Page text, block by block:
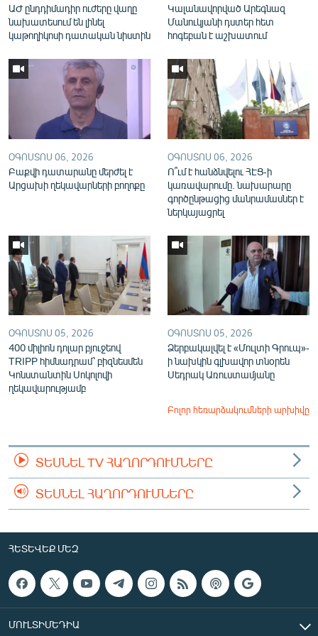
English
Русский
ՀԵՏԵՎԵՔ ՄԵԶ
«Ազատության» բոլոր կայքերը
ԱԺ ընդդիմադիր ուժերը վաղը
նախատեսում են լինել
կաթողիկոսի դատական նիստին
Կալանավորված Արեգնազ
Մանուկյանի դստեր հետ
հոգեբան է աշխատում
ՕԳՈՍՏՈՍ 06, 2026
Բաքվի դատարանը մերժել է
Արցախի ղեկավարների բողոքը
ՕԳՈՍՏՈՍ 06, 2026
Ո՞ւմ է հանձնվելու ՀԷՑ-ի
կառավարումը. նախարարը
գործընթացից մանրամասներ է
ներկայացրել
ՕԳՈՍՏՈՍ 05, 2026
400 միլիոն դոլար բյուջեով
TRIPP հիմնադրամ՝ բիզնեսմեն
Կոնստանտին Սոկոլովի
ղեկավարությամբ
ՕԳՈՍՏՈՍ 05, 2026
Ձերբակալվել է «Մուլտի Գրուպ»-
ի նախկին գլխավոր տնօրեն
Սեդրակ Առուստամյանը
Բոլոր հեռարձակումների արխիվը
ՏԵՍՆԵԼ TV ՀԱՂՈՐԴՈՒՄՆԵՐԸ
ՏԵՍՆԵԼ ՀԱՂՈՐԴՈՒՄՆԵՐԸ
ՀԵՏԵՎԵՔ ՄԵԶ
ՄՈՒԼՏԻՄԵԴԻԱ